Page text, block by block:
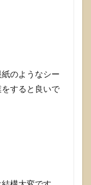
のようなシー
すると良いで